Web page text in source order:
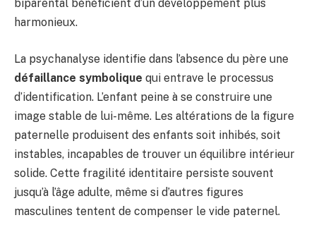
biparental bénéficient d’un développement plus
harmonieux.
La psychanalyse identifie dans l’absence du père une
défaillance symbolique qui entrave le processus
d’identification. L’enfant peine à se construire une
image stable de lui-même. Les altérations de la figure
paternelle produisent des enfants soit inhibés, soit
instables, incapables de trouver un équilibre intérieur
solide. Cette fragilité identitaire persiste souvent
jusqu’à l’âge adulte, même si d’autres figures
masculines tentent de compenser le vide paternel.